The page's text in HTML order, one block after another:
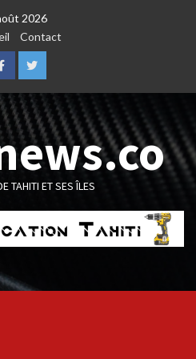
2026
Contact
FacebookTwitter
TAHITI ET SES ÎLES